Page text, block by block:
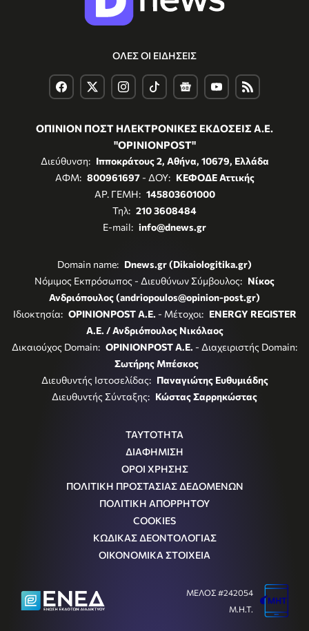
ΟΛΕΣ ΟΙ ΕΙΔΗΣΕΙΣ
ΟΠΙΝΙΟΝ ΠΟΣΤ ΗΛΕΚΤΡΟΝΙΚΕΣ ΕΚΔΟΣΕΙΣ Α.Ε.
"OPINIONPOST"
Διεύθυνση: Ιπποκράτους 2, Αθήνα, 10679, Ελλάδα
ΑΦΜ: 800961697- ΔΟΥ: ΚΕΦΟΔΕ Αττικής
ΑΡ. ΓΕΜΗ: 145803601000
Τηλ: 210 3608484
E-mail: info@dnews.gr
Domain name: Dnews.gr (Dikaiologitika.gr)
Νόμιμος Εκπρόσωπος - Διευθύνων Σύμβουλος: Νίκος
Ανδριόπουλος (andriopoulos@opinion-post.gr)
Ιδιοκτησία: OPINIONPOST A.E. - Μέτοχοι: ENERGY REGISTER
Α.Ε. / Ανδριόπουλος Νικόλαος
Δικαιούχος Domain: OPINIONPOST A.E. - Διαχειριστής Domain:
Σωτήρης Μπέσκος
Διευθυντής Ιστοσελίδας: Παναγιώτης Ευθυμιάδης
Διευθυντής Σύνταξης: Κώστας Σαρρηκώστας
ΤΑΥΤΟΤΗΤΑ
ΔΙΑΦΗΜΙΣΗ
ΟΡΟΙ ΧΡΗΣΗΣ
ΠΟΛΙΤΙΚΗ ΠΡΟΣΤΑΣΙΑΣ ΔΕΔΟΜΕΝΩΝ
ΠΟΛΙΤΙΚΗ ΑΠΟΡΡΗΤΟΥ
COOKIES
ΚΩΔΙΚΑΣ ΔΕΟΝΤΟΛΟΓΙΑΣ
ΟΙΚΟΝΟΜΙΚΑ ΣΤΟΙΧΕΙΑ
ΜΕΛΟΣ #242054
Μ.Η.Τ.